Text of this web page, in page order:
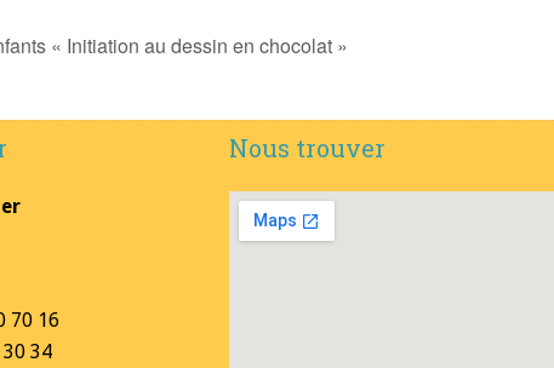
« Initiation au dessin en chocolat »
70 16
30 34
Nous trouver